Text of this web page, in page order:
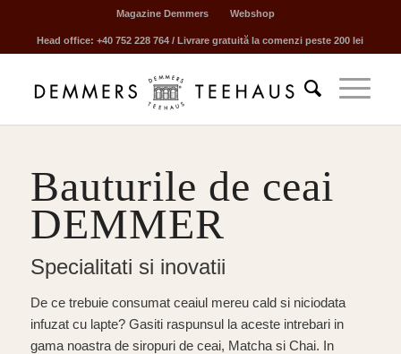
Magazine Demmers Webshop
Head office: +40 752 228 764 / Livrare gratuită la comenzi peste 200 lei
Bauturile de ceai
DEMMER
Specialitati si inovatii
De ce trebuie consumat ceaiul mereu cald si niciodata
infuzat cu lapte? Gasiti raspunsul la aceste intrebari in
gama noastra de siropuri de ceai, Matcha si Chai. In